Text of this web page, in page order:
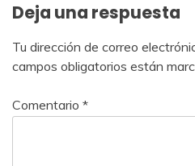
Deja una respuesta
Tu dirección de correo
campos obligatorios están
Comentario *